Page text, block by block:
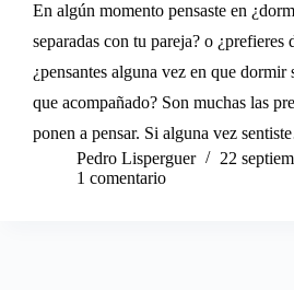
En algún momento pensaste en
separadas con tu pareja? o ¿prefieres
¿pensantes alguna vez en que dormir
que acompañado? Son muchas las
ponen a pensar. Si alguna vez
Pedro Lisperguer
22
1 comentario